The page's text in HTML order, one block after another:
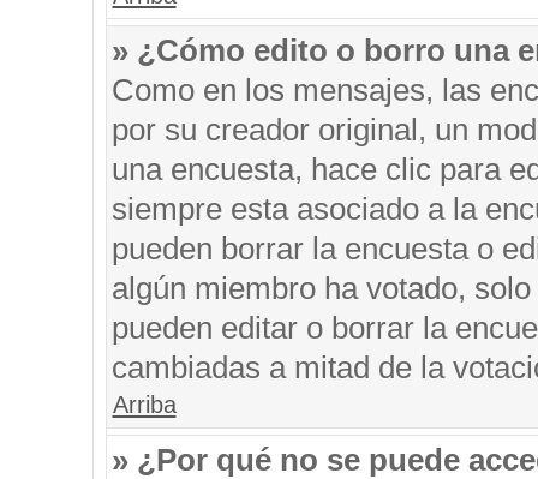
» ¿Cómo edito o borro una
Como en los mensajes, las
por su creador original, un
una encuesta, hace clic para
siempre esta asociado a la
pueden borrar la encuesta o
algún miembro ha votado,
pueden editar o borrar la
cambiadas a mitad de la
Arriba
» ¿Por qué no se puede